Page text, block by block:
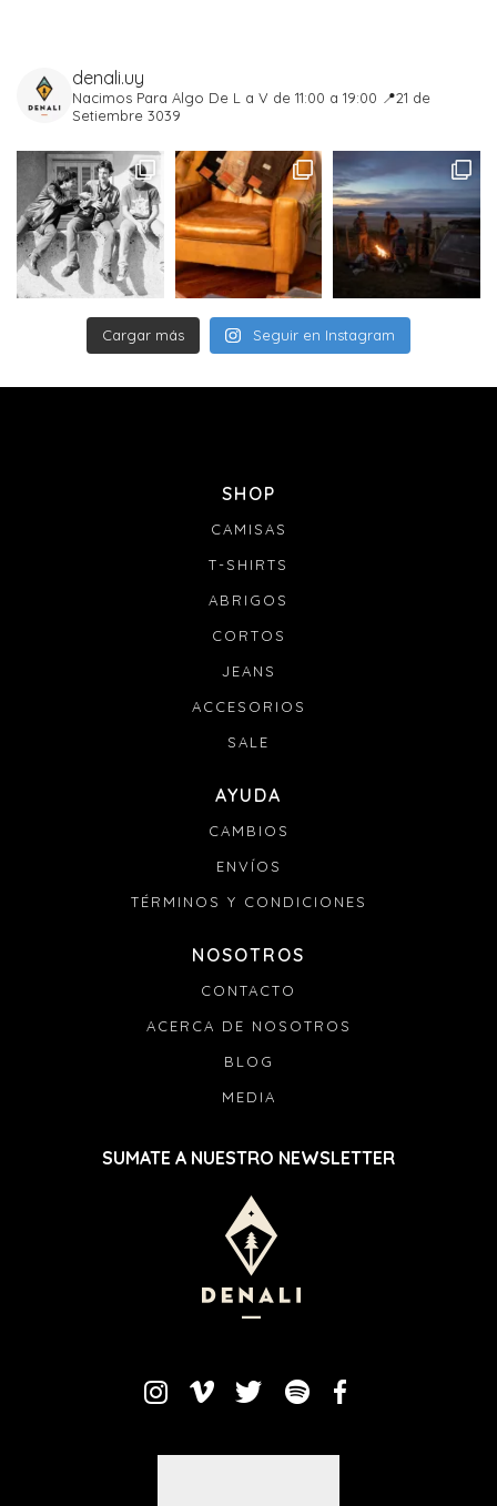
• 4 bolsillos exteriores
• 1 bolsillo interior
• Inspiración workwear vintage americana
• Talles del S al XXL
• Edición limitada
Workwear premium pensado para durar
denali.uy
Nacimos Para Algo De L a V de 11:00 a 19:00 📍21 de
Setiembre 3039
Cargar más Seguir en Instagram
SHOP
CAMISAS
T-SHIRTS
ABRIGOS
CORTOS
JEANS
ACCESORIOS
SALE
AYUDA
CAMBIOS
ENVÍOS
TÉRMINOS Y CONDICIONES
NOSOTROS
CONTACTO
ACERCA DE NOSOTROS
BLOG
MEDIA
SUMATE A NUESTRO NEWSLETTER